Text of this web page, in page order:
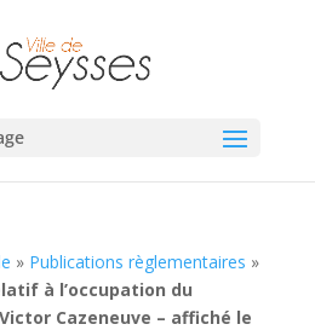
» Publications règlementaires »
à l’occupation du
Cazeneuve – affiché le